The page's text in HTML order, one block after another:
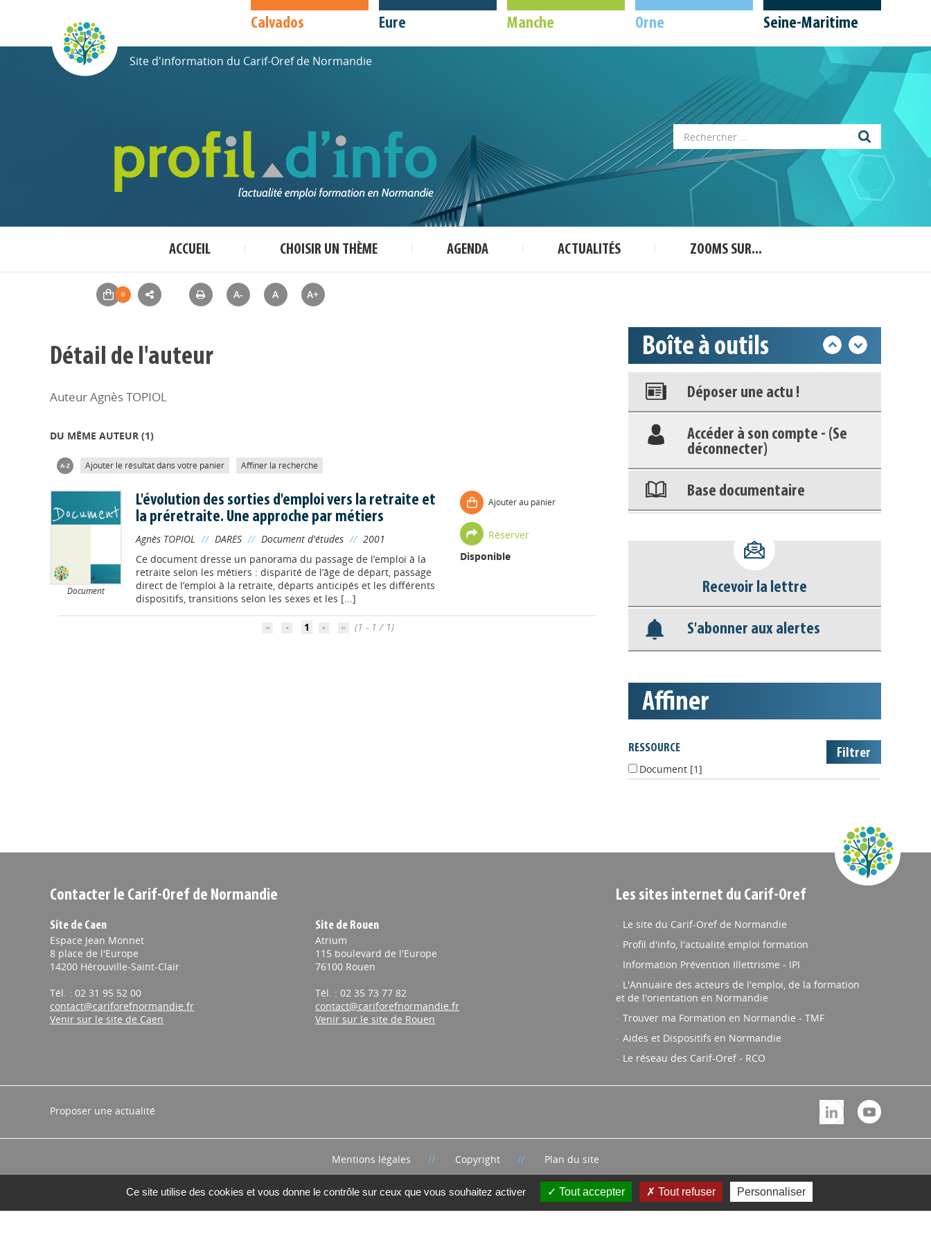
Calvados Eure Manche Orne Seine-Maritime
Site d'information du Carif-Oref de Normandie
ACCUEIL CHOISIR UN THÈME AGENDA ACTUALITÉS ZOOMS SUR...
A- A A+
Détail de l'auteur
Auteur Agnès TOPIOL
DU MÊME AUTEUR (1)
Ajouter le résultat dans votre panier Affiner la recherche
Document
L'évolution des sorties d'emploi vers la retraite et
la préretraite. Une approche par métiers
Agnès TOPIOL // DARES // Document d'études // 2001
Ce document dresse un panorama du passage de l’emploi à la
retraite selon les métiers : disparité de l’âge de départ, passage
direct de l’emploi à la retraite, départs anticipés et les différents
dispositifs, transitions selon les sexes et les [...]
Ajouter au panier
Réserver
Disponible
1 (1 - 1 / 1)
Boîte à outils
Appels à projets
Déposer une actu !
Accéder à son compte - (Se
Appels à projets
Déposer une actu !
Accéder à son compte - (Se
déconnecter)
Base documentaire
Appels à projets
Recevoir la lettre
S'abonner aux alertes
affiner
RESSOURCE
Document [1]
Contacter le Carif-Oref de Normandie
Site de Caen
Espace Jean Monnet
8 place de l'Europe
14200 Hérouville-Saint-Clair
Tél. : 02 31 95 52 00
contact@cariforefnormandie.fr
Venir sur le site de Caen
Site de Rouen
Atrium
115 boulevard de l'Europe
76100 Rouen
Tél. : 02 35 73 77 82
contact@cariforefnormandie.fr
Venir sur le site de Rouen
Les sites internet du Carif-Oref
Le site du Carif-Oref de Normandie
Profil d'info, l'actualité emploi formation
Information Prévention Illettrisme - IPI
L'Annuaire des acteurs de l'emploi, de la formation
et de l'orientation en Normandie
Trouver ma Formation en Normandie - TMF
Aides et Dispositifs en Normandie
Le réseau des Carif-Oref - RCO
Proposer une actualité
Mentions légales Copyright Plan du site
Site produit par le Carif-Oref de Normandie, structure financée par l'État et la Région Normandie.
Ce site utilise des cookies et vous donne le contrôle sur ceux que vous souhaitez activer Tout accepter Tout refuser Personnaliser